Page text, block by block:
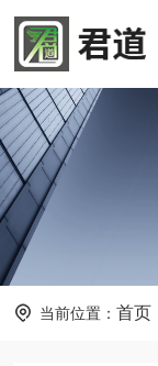
当前位置： 首页